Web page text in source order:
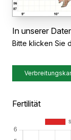
In unserer
Bitte klicken Sie
Fertilität